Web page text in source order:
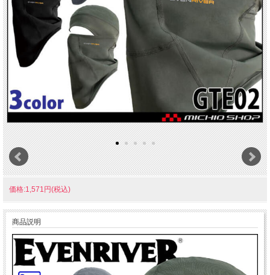
価格:1,571円(税込)
商品説明